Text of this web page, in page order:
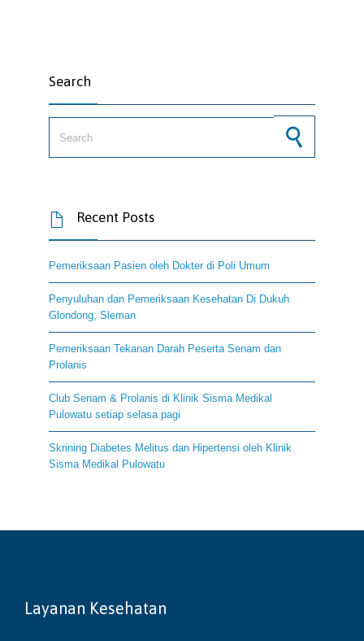
Search
 Recent Posts
Pemeriksaan Pasien oleh Dokter di Poli Umum
Penyuluhan dan Pemeriksaan Kesehatan Di Dukuh
Glondong, Sleman
Pemeriksaan Tekanan Darah Peserta Senam dan
Prolanis
Club Senam & Prolanis di Klinik Sisma Medikal
Pulowatu setiap selasa pagi
Skrining Diabetes Melitus dan Hipertensi oleh Klinik
Sisma Medikal Pulowatu
Layanan Kesehatan